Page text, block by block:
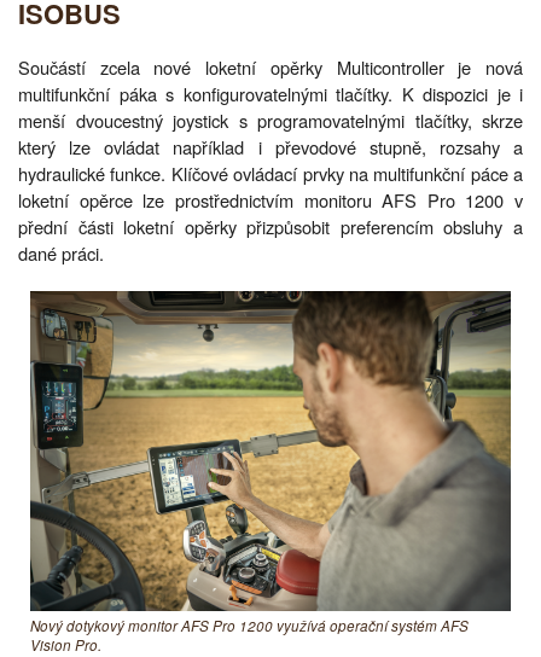
ISOBUS
Součástí zcela nové loketní opěrky Multicontroller je nová
multifunkční páka s konfigurovatelnými tlačítky. K dispozici je i
menší dvoucestný joystick s programovatelnými tlačítky, skrze
který lze ovládat například i převodové stupně, rozsahy a
hydraulické funkce. Klíčové ovládací prvky na multifunkční páce a
loketní opěrce lze prostřednictvím monitoru AFS Pro 1200 v
přední části loketní opěrky přizpůsobit preferencím obsluhy a
dané práci.
Nový dotykový monitor AFS Pro 1200 využívá operační systém AFS
Vision Pro.